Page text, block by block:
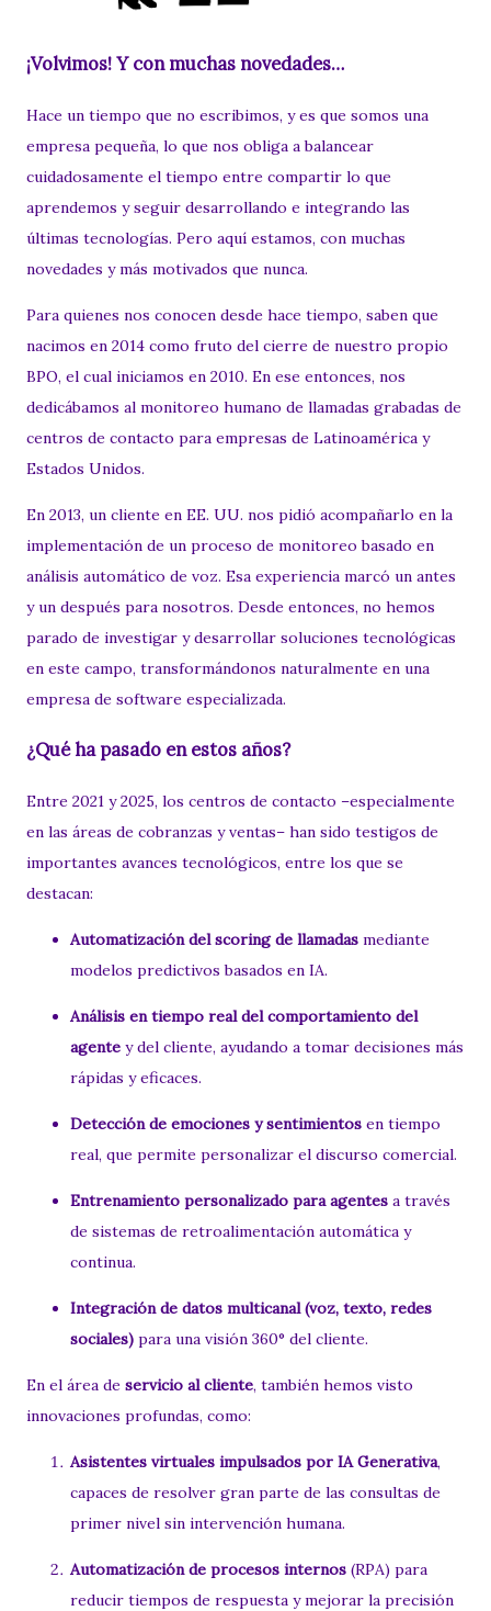
¡Volvimos! Y con muchas novedades…
Hace un tiempo que no escribimos, y es que somos una
empresa pequeña, lo que nos obliga a balancear
cuidadosamente el tiempo entre compartir lo que
aprendemos y seguir desarrollando e integrando las
últimas tecnologías. Pero aquí estamos, con muchas
novedades y más motivados que nunca.
Para quienes nos conocen desde hace tiempo, saben que
nacimos en 2014 como fruto del cierre de nuestro propio
BPO, el cual iniciamos en 2010. En ese entonces, nos
dedicábamos al monitoreo humano de llamadas grabadas de
centros de contacto para empresas de Latinoamérica y
Estados Unidos.
En 2013, un cliente en EE. UU. nos pidió acompañarlo en la
implementación de un proceso de monitoreo basado en
análisis automático de voz. Esa experiencia marcó un antes
y un después para nosotros. Desde entonces, no hemos
parado de investigar y desarrollar soluciones tecnológicas
en este campo, transformándonos naturalmente en una
empresa de software especializada.
¿Qué ha pasado en estos años?
Entre 2021 y 2025, los centros de contacto –especialmente
en las áreas de cobranzas y ventas– han sido testigos de
importantes avances tecnológicos, entre los que se
destacan:
Automatización del scoring de llamadas mediante
modelos predictivos basados en IA.
Análisis en tiempo real del comportamiento del
agente y del cliente, ayudando a tomar decisiones más
rápidas y eficaces.
Detección de emociones y sentimientos en tiempo
real, que permite personalizar el discurso comercial.
Entrenamiento personalizado para agentes a través
de sistemas de retroalimentación automática y
continua.
Integración de datos multicanal (voz, texto, redes
sociales) para una visión 360° del cliente.
En el área de servicio al cliente, también hemos visto
innovaciones profundas, como:
Asistentes virtuales impulsados por IA Generativa,
capaces de resolver gran parte de las consultas de
primer nivel sin intervención humana.
Automatización de procesos internos (RPA) para
reducir tiempos de respuesta y mejorar la precisión